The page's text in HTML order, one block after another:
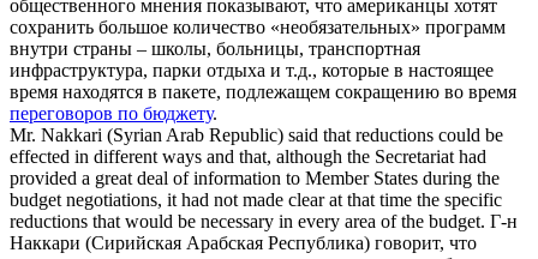
общественного мнения показывают, что американцы хотят
сохранить большое количество «необязательных» программ
внутри страны – школы, больницы, транспортная
инфраструктура, парки отдыха и т.д., которые в настоящее
время находятся в пакете, подлежащем сокращению во время
переговоров по бюджету.
Mr. Nakkari (Syrian Arab Republic) said that reductions could be
effected in different ways and that, although the Secretariat had
provided a great deal of information to Member States during the
budget negotiations, it had not made clear at that time the specific
reductions that would be necessary in every area of the budget. Г-н
Наккари (Сирийская Арабская Республика) говорит, что